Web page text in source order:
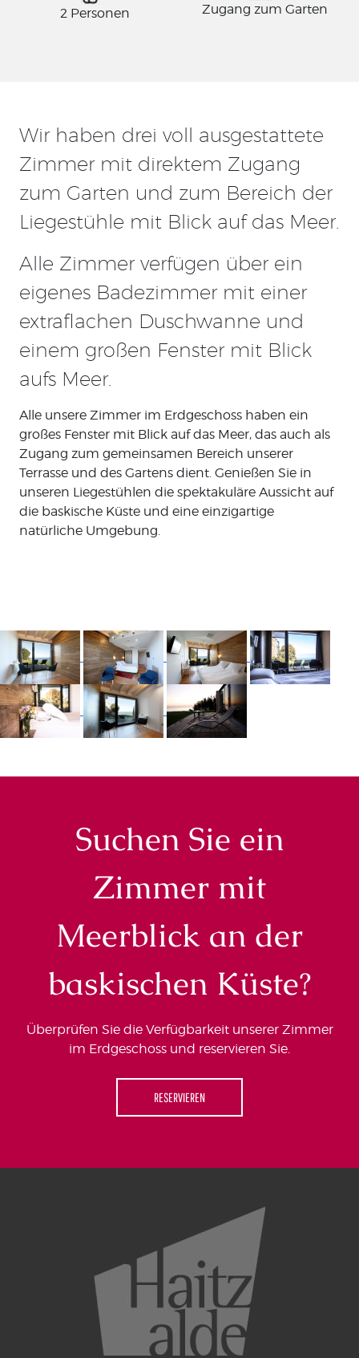
2 Personen Zugang zum Garten
Wir haben drei voll ausgestattete
Zimmer mit direktem Zugang
zum Garten und zum Bereich der
Liegestühle mit Blick auf das Meer.
Alle Zimmer verfügen über ein
eigenes Badezimmer mit einer
extraflachen Duschwanne und
einem großen Fenster mit Blick
aufs Meer.
Alle unsere Zimmer im Erdgeschoss haben ein
großes Fenster mit Blick auf das Meer, das auch als
Zugang zum gemeinsamen Bereich unserer
Terrasse und des Gartens dient. Genießen Sie in
unseren Liegestühlen die spektakuläre Aussicht auf
die baskische Küste und eine einzigartige
natürliche Umgebung.
Suchen Sie ein
Zimmer mit
Meerblick an der
baskischen Küste?
Überprüfen Sie die Verfügbarkeit unserer Zimmer
im Erdgeschoss und reservieren Sie.
RESERVIEREN